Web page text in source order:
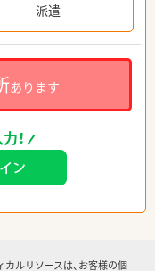
派遣
あります
！
カルリソースは、お客様の個